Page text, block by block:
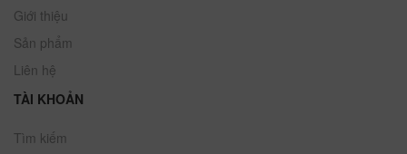
Giới thiệu
Sản phẩm
Liên hệ
TÀI KHOẢN
Tìm kiếm